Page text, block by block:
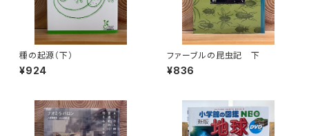
種の起源（下）
¥924
ファーブルの昆虫記 下
¥836